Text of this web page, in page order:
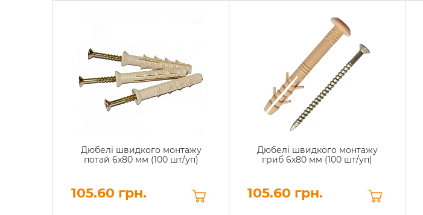
Дюбелі швидкого монтажу
потай 6x80 мм (100 шт/уп)
105.60 грн.
Дюбелі швидкого монтажу
гриб 6x80 мм (100 шт/уп)
105.60 грн.